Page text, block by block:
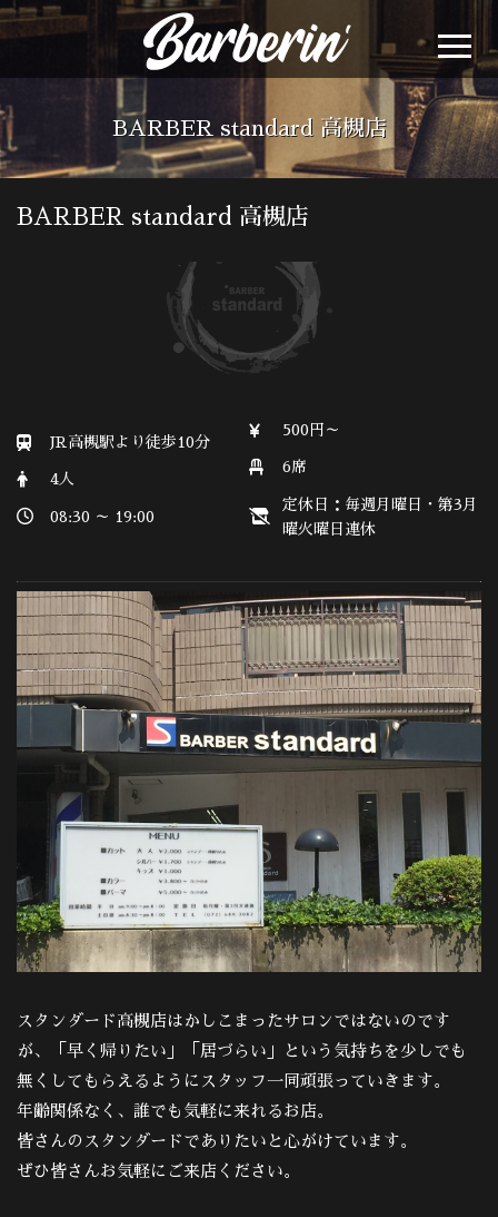
BARBER standard 高槻店
BARBER standard 高槻店
JR高槻駅より徒歩10分
4人
08:30 ～ 19:00
500円～
6席
定休日：毎週月曜日・第3月
曜火曜日連休
スタンダード高槻店はかしこまったサロンではないのです
が、「早く帰りたい」「居づらい」という気持ちを少しでも
無くしてもらえるようにスタッフ一同頑張っていきます。
年齢関係なく、誰でも気軽に来れるお店。
皆さんのスタンダードでありたいと心がけています。
ぜひ皆さんお気軽にご来店ください。